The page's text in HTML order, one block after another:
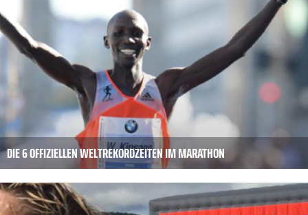
DIE 6 OFFIZIELLEN WELTREKORDZEITEN IM MARATHON